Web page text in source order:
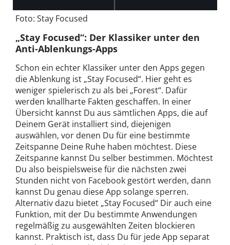
Foto: Stay Focused
„Stay Focused“: Der Klassiker unter den
Anti-Ablenkungs-Apps
Schon ein echter Klassiker unter den Apps gegen
die Ablenkung ist „Stay Focused“. Hier geht es
weniger spielerisch zu als bei „Forest“. Dafür
werden knallharte Fakten geschaffen. In einer
Übersicht kannst Du aus sämtlichen Apps, die auf
Deinem Gerät installiert sind, diejenigen
auswählen, vor denen Du für eine bestimmte
Zeitspanne Deine Ruhe haben möchtest. Diese
Zeitspanne kannst Du selber bestimmen. Möchtest
Du also beispielsweise für die nächsten zwei
Stunden nicht von Facebook gestört werden, dann
kannst Du genau diese App solange sperren.
Alternativ dazu bietet „Stay Focused“ Dir auch eine
Funktion, mit der Du bestimmte Anwendungen
regelmäßig zu ausgewählten Zeiten blockieren
kannst. Praktisch ist, dass Du für jede App separat